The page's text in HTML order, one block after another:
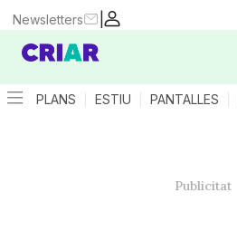
|
Newsletters
PLANS ESTIU PANTALLES